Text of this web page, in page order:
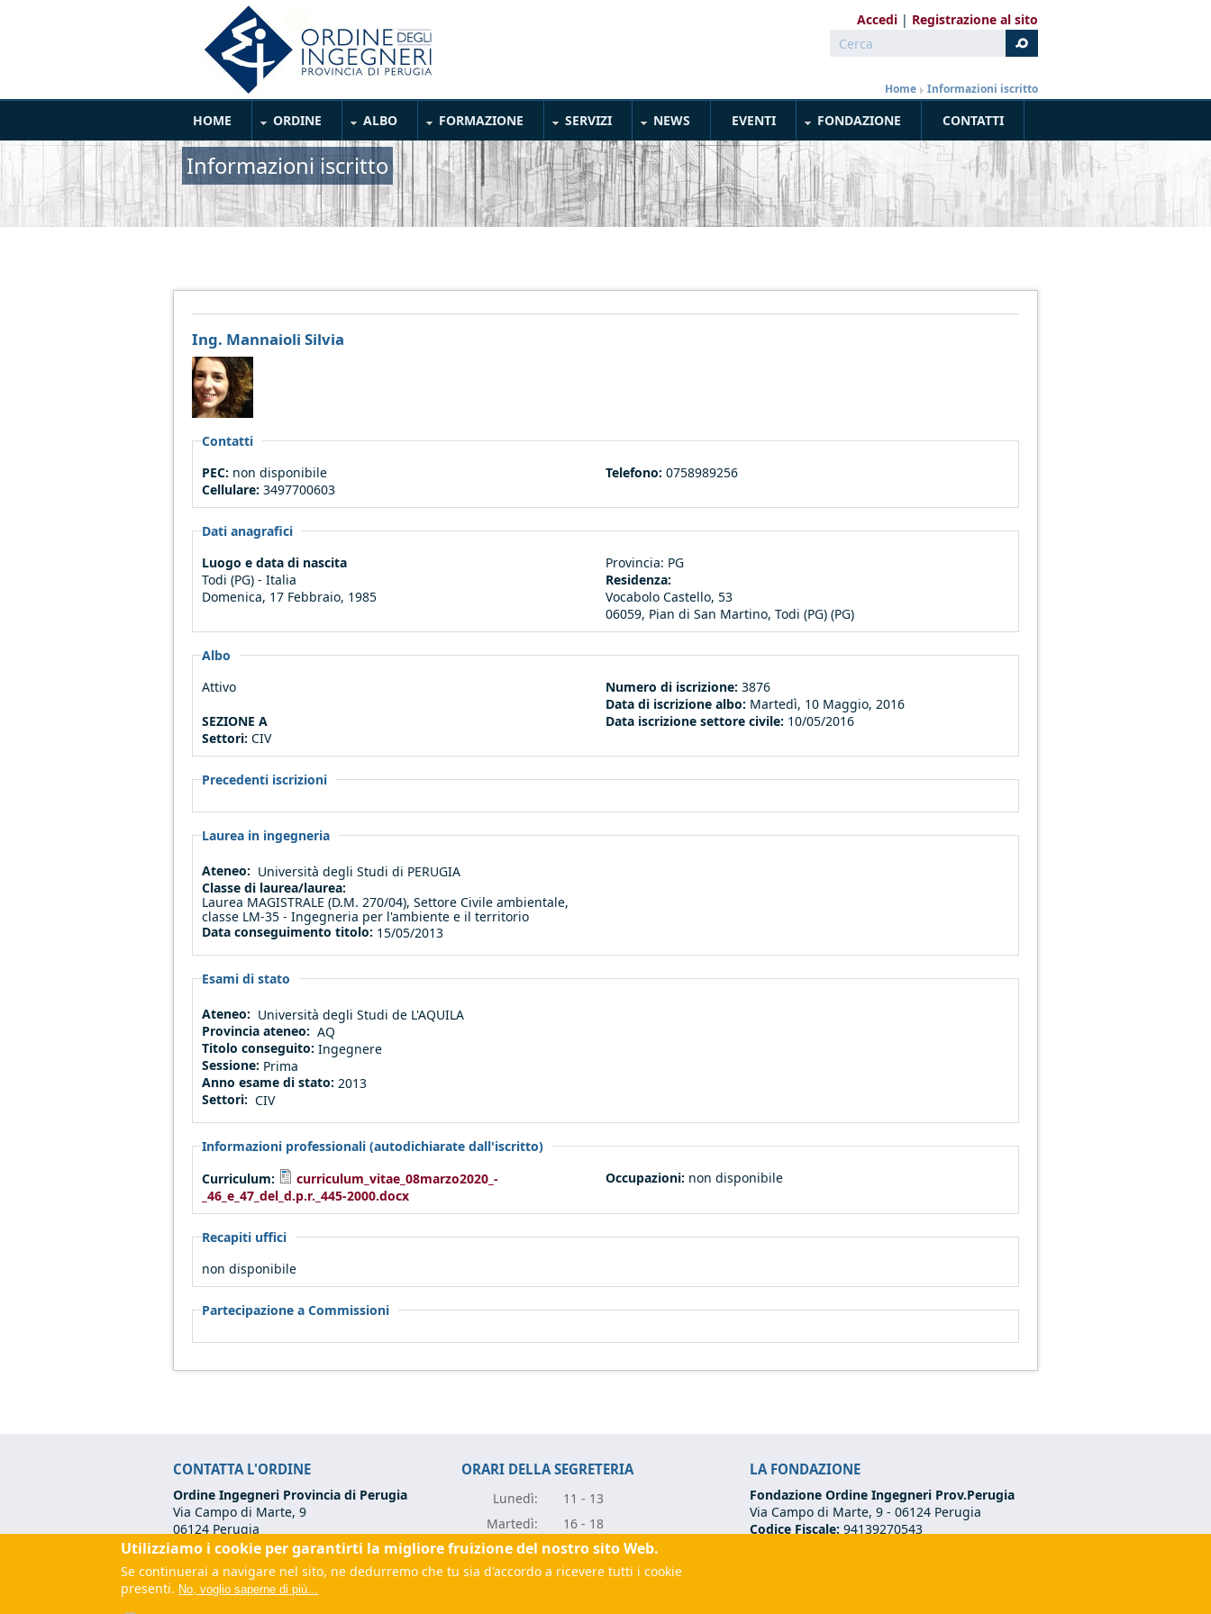
Accedi Registrazione al sito
Form di ricerca
Cerca
Home » Informazioni iscritto
Main Menu
HOME ORDINE ALBO FORMAZIONE SERVIZI NEWS EVENTI FONDAZIONE CONTATTI
Informazioni iscritto
Ing. Mannaioli Silvia
Contatti
PEC: non disponibile Telefono: 0758989256
Cellulare: 3497700603
Dati anagrafici
Luogo e data di nascita
Todi (PG) - Italia
Domenica, 17 Febbraio, 1985
Provincia: PG
Residenza:
Vocabolo Castello, 53
06059, Pian di San Martino, Todi (PG) (PG)
Albo
Attivo
Numero di iscrizione: 3876
Data di iscrizione albo: Martedì, 10 Maggio, 2016
SEZIONE A
Settori: CIV
Data iscrizione settore civile: 10/05/2016
Precedenti iscrizioni
Laurea in ingegneria
Ateneo: Università degli Studi di PERUGIA
Classe di laurea/laurea:
Laurea MAGISTRALE (D.M. 270/04), Settore Civile ambientale,
classe LM-35 - Ingegneria per l'ambiente e il territorio
Data conseguimento titolo: 15/05/2013
Esami di stato
Ateneo: Università degli Studi de L'AQUILA
Provincia ateneo: AQ
Titolo conseguito: Ingegnere
Sessione: Prima
Anno esame di stato: 2013
Settori: CIV
Informazioni professionali (autodichiarate dall'iscritto)
Curriculum:
curriculum_vitae_08marzo2020_-
_46_e_47_del_d.p.r._445-2000.docx
Occupazioni: non disponibile
Recapiti uffici
non disponibile
Partecipazione a Commissioni
CONTATTA L'ORDINE
Ordine Ingegneri Provincia di Perugia
Via Campo di Marte, 9
06124 Perugia
Codice Fiscale:80017570542
Tel:+39 075 500 12 00
Email:segreteria@ordineingegneriperugia.it
ORARI DELLA SEGRETERIA
Lunedì:
11 - 13
Martedì:
16 - 18
Mercoledì:
11 - 13
Giovedì:
11 - 13
LA FONDAZIONE
Fondazione Ordine Ingegneri Prov.Perugia
Via Campo di Marte, 9 - 06124 Perugia
Codice Fiscale: 94139270543
Utilizziamo i cookie per garantirti la migliore fruizione del nostro sito Web.
Se continuerai a navigare nel sito, ne dedurremo che tu sia d'accordo a ricevere tutti i cookie
presenti. No, voglio saperne di più...